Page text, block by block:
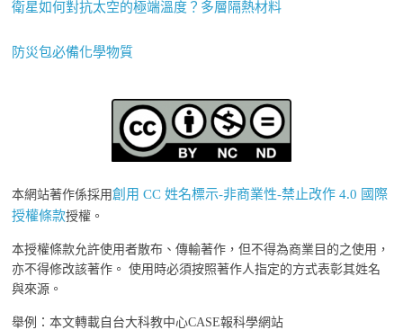
衛星如何對抗太空的極端溫度？多層隔熱材料
防災包必備化學物質
本網站著作係採用創用 CC 姓名標示-非商業性-禁止改作 4.0 國際
授權條款授權。
本授權條款允許使用者散布、傳輸著作，但不得為商業目的之使用，
亦不得修改該著作。 使用時必須按照著作人指定的方式表彰其姓名
與來源。
舉例：本文轉載自台大科教中心CASE報科學網站